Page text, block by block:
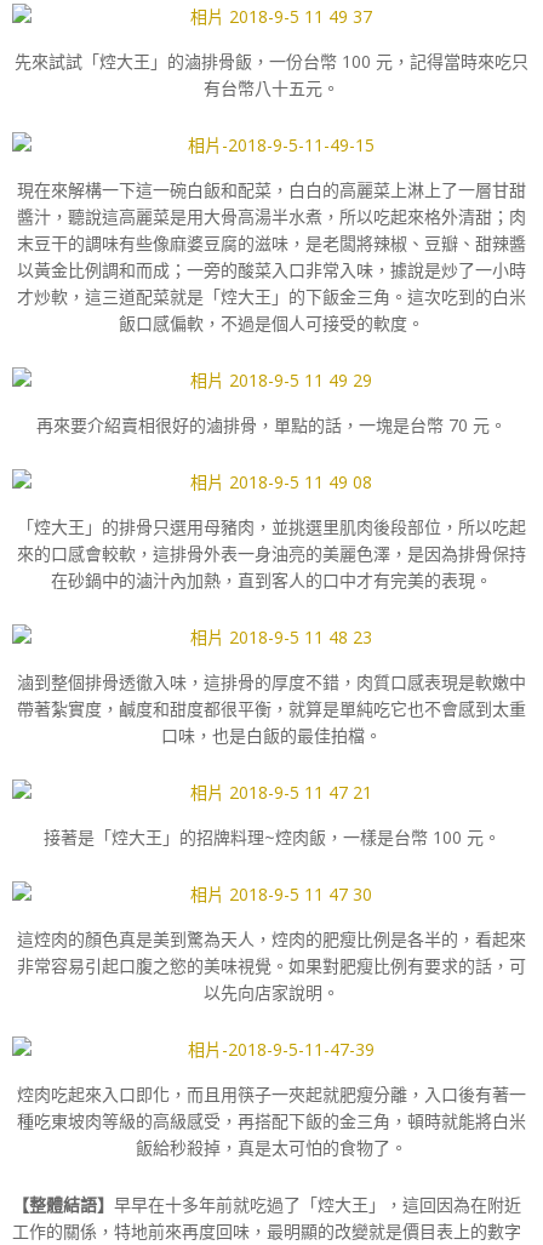
先來試試「焢大王」的滷排骨飯，一份台幣 100 元，記得當時來吃只
有台幣八十五元。
現在來解構一下這一碗白飯和配菜，白白的高麗菜上淋上了一層甘甜
醬汁，聽說這高麗菜是用大骨高湯半水煮，所以吃起來格外清甜；肉
末豆干的調味有些像麻婆豆腐的滋味，是老闆將辣椒、豆瓣、甜辣醬
以黃金比例調和而成；一旁的酸菜入口非常入味，據說是炒了一小時
才炒軟，這三道配菜就是「焢大王」的下飯金三角。這次吃到的白米
飯口感偏軟，不過是個人可接受的軟度。
再來要介紹賣相很好的滷排骨，單點的話，一塊是台幣 70 元。
「焢大王」的排骨只選用母豬肉，並挑選里肌肉後段部位，所以吃起
來的口感會較軟，這排骨外表一身油亮的美麗色澤，是因為排骨保持
在砂鍋中的滷汁內加熱，直到客人的口中才有完美的表現。
滷到整個排骨透徹入味，這排骨的厚度不錯，肉質口感表現是軟嫩中
帶著紮實度，鹹度和甜度都很平衡，就算是單純吃它也不會感到太重
口味，也是白飯的最佳拍檔。
接著是「焢大王」的招牌料理~焢肉飯，一樣是台幣 100 元。
這焢肉的顏色真是美到驚為天人，焢肉的肥瘦比例是各半的，看起來
非常容易引起口腹之慾的美味視覺。如果對肥瘦比例有要求的話，可
以先向店家說明。
焢肉吃起來入口即化，而且用筷子一夾起就肥瘦分離，入口後有著一
種吃東坡肉等級的高級感受，再搭配下飯的金三角，頓時就能將白米
飯給秒殺掉，真是太可怕的食物了。
【整體結語】 早早在十多年前就吃過了「焢大王」，這回因為在附近
工作的關係，特地前來再度回味，最明顯的改變就是價目表上的數字